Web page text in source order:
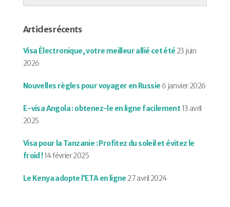
Articles récents
Visa Électronique, votre meilleur allié cet été23 juin
2026
Nouvelles règles pour voyager en Russie 6 janvier 2026
E-visa Angola : obtenez-le en ligne facilement 13 avril
2025
Visa pour la Tanzanie : Profitez du soleil et évitez le
froid !14 février 2025
Le Kenya adopte l’ETA en ligne27 avril 2024